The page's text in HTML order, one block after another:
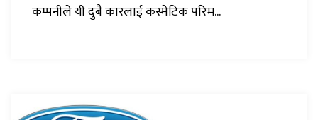
कम्पनीले यी दुबै कारलाई कस्मेटिक परिम...